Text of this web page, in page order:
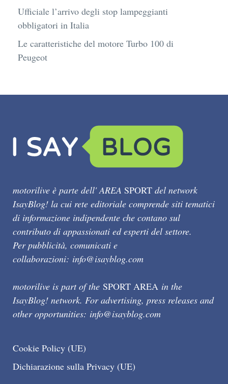
Ufficiale l’arrivo degli stop lampeggianti
obbligatori in Italia
Le caratteristiche del motore Turbo 100 di
Peugeot
motorilive è parte dell' AREA SPORT del network
IsayBlog! la cui rete editoriale comprende siti tematici
di informazione indipendente che contano sul
contributo di appassionati ed esperti del settore.
Per pubblicità, comunicati e
collaborazioni: info@isayblog.com
motorilive is part of the SPORT AREA in the
IsayBlog! network. For advertising, press releases and
other opportunities: info@isayblog.com
Cookie Policy (UE)
Dichiarazione sulla Privacy (UE)